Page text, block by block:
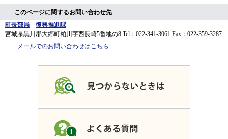
このページに関するお問い合わせ先
町長部局
復興推進課
宮城県黒川郡大郷町粕川字西長崎5番地の8 Tel：022-341-3061 Fax：022-359-3287
メールでのお問い合わせはこちら